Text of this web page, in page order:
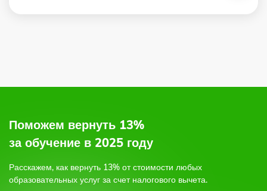
по электронной почте,
телефону;
3.
4.
Поможем вернуть 13%
за обучение в 2025 году
Расскажем, как вернуть 13% от стоимости любых
образовательных услуг за счет налогового вычета.